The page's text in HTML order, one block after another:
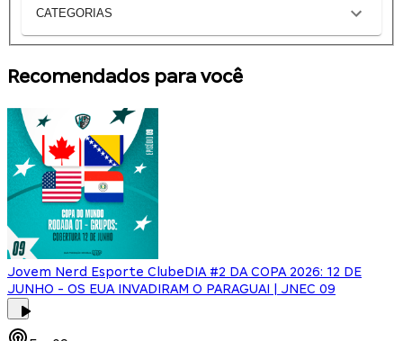
CATEGORIAS
Recomendados para você
Jovem Nerd Esporte ClubeDIA #2 DA COPA 2026: 12 DE
JUNHO - OS EUA INVADIRAM O PARAGUAI | JNEC 09